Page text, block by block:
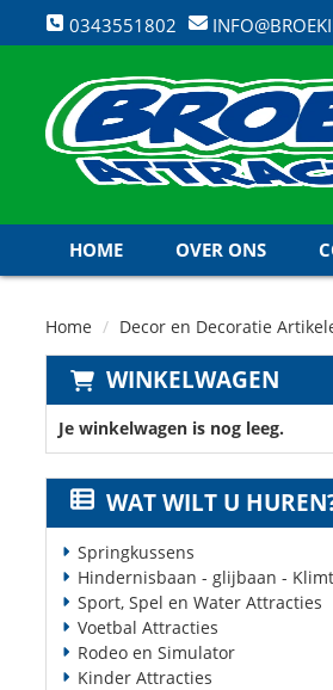
0343551802
HOME OVER ONS
Home Decor en Decoratie
WINKELWAGEN
Je winkelwagen is nog leeg.
WAT WILT U
Springkussens
Hindernisbaan - glijbaan -
Sport, Spel en Water Attracties
Voetbal Attracties
Rodeo en Simulator
Kinder Attracties